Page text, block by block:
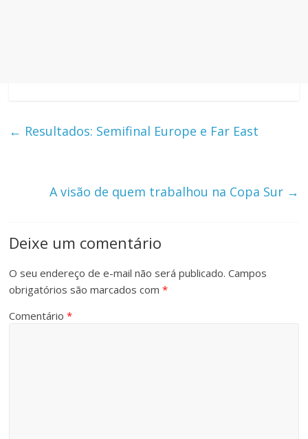
← Resultados: Semifinal Europe e Far East
A visão de quem trabalhou na Copa Sur →
Deixe um comentário
O seu endereço de e-mail não será publicado. Campos
obrigatórios são marcados com*
Comentário*